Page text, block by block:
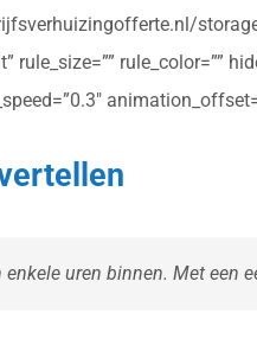
rule_size=”” rule_color=””
uren binnen. Met een